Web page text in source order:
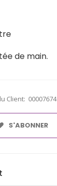
de main.
Client: 00007674
S'ABONNER